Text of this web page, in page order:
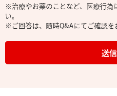
※治療やお薬のことなど、医療行為
い。
※ご回答は、随時Q&Aにてご確認を
送信